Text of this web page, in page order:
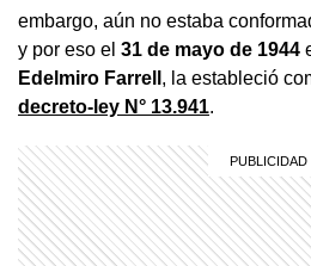
embargo, aún no estaba
y por eso el 31 de mayo de 1944
Edelmiro Farrell , la estableció
decreto-ley N° 13.941.